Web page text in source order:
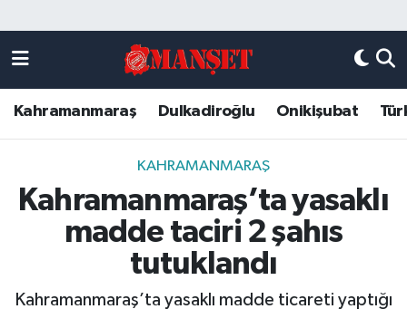
Kahramanmaraş Dulkadiroğlu Onikişubat
KAHRAMANMARAŞ
Kahramanmaraş’ta yasaklı
madde taciri 2 şahıs
tutuklandı
Kahramanmaraş’ta yasaklı madde ticareti yaptığı
DULKADİROĞLU
KAHRAMANMARAŞ
ONİKİŞUBAT
ÖZEL HABER
Künye
Kahramanmaraş Nöbetçi Eczaneler
Kahramanmaraş Hava Durumu
Kahramanmaraş Trafik Yoğunluk Haritası
Süper Lig Puan Durumu ve Fikstür
Tüm Manşetler
Son Dakika Haberleri